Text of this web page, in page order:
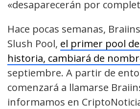
«desaparecerán por
Hace pocas semanas,
Slush Pool, el primer pool
historia, cambiará de
septiembre. A partir de
comenzará a llamarse
informamos en